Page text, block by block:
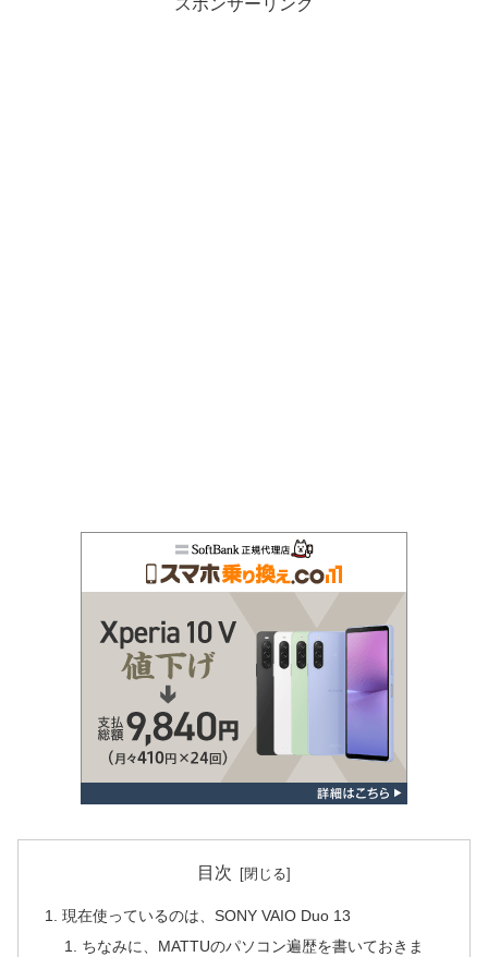
スポンサーリンク
目次
現在使っているのは、SONY VAIO Duo 13
ちなみに、MATTUのパソコン遍歴を書いておきま